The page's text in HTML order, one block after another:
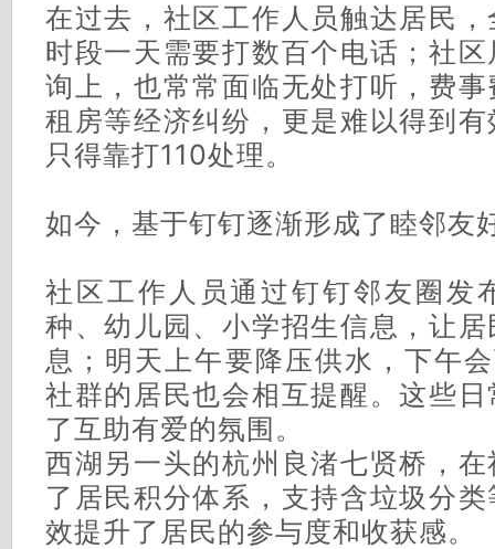
在过去，社区工作人员触达居民
时段一天需要打数百个电话；社
询上，也常常面临无处打听，费
租房等经济纠纷，更是难以得到
只得靠打110处理。
如今，基于钉钉逐渐形成了睦邻友
社区工作人员通过钉钉邻友圈发
种、幼儿园、小学招生信息，让
息；明天上午要降压供水，下午
社群的居民也会相互提醒。这些
了互助有爱的氛围。
西湖另一头的杭州良渚七贤桥，
了居民积分体系，支持含垃圾分
效提升了居民的参与度和收获感。